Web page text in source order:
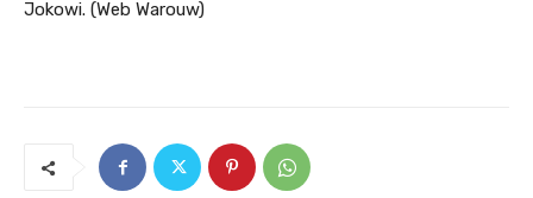
Jokowi. (Web Warouw)